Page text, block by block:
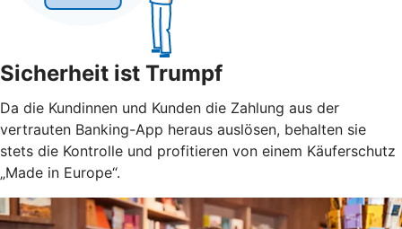
Sicherheit ist Trumpf
Da die Kundinnen und Kunden die Zahlung aus der
vertrauten Banking-App heraus auslösen, behalten sie
stets die Kontrolle und profitieren von einem Käuferschutz
„Made in Europe“.